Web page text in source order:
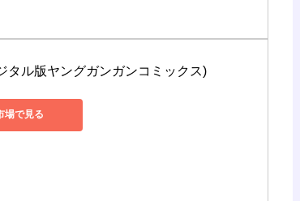
ル版ヤングガンガンコミックス)
場で見る